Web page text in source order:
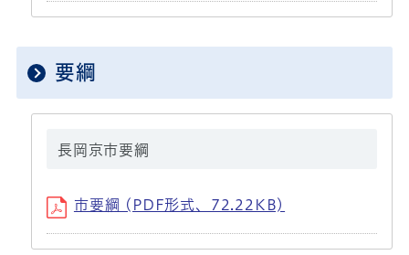
要綱
長岡京市要綱
市要綱 (PDF形式、72.22KB)